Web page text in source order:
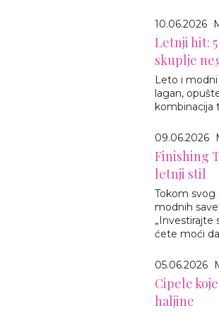
10.06.2026
Letnji hit:
skuplje
Leto i
lagan,
kombinacija
09.06.2026
Finishing
letnji stil
Tokom svog
modnih
„Investirajte
ćete moći
05.06.2026
Cipele
haljine